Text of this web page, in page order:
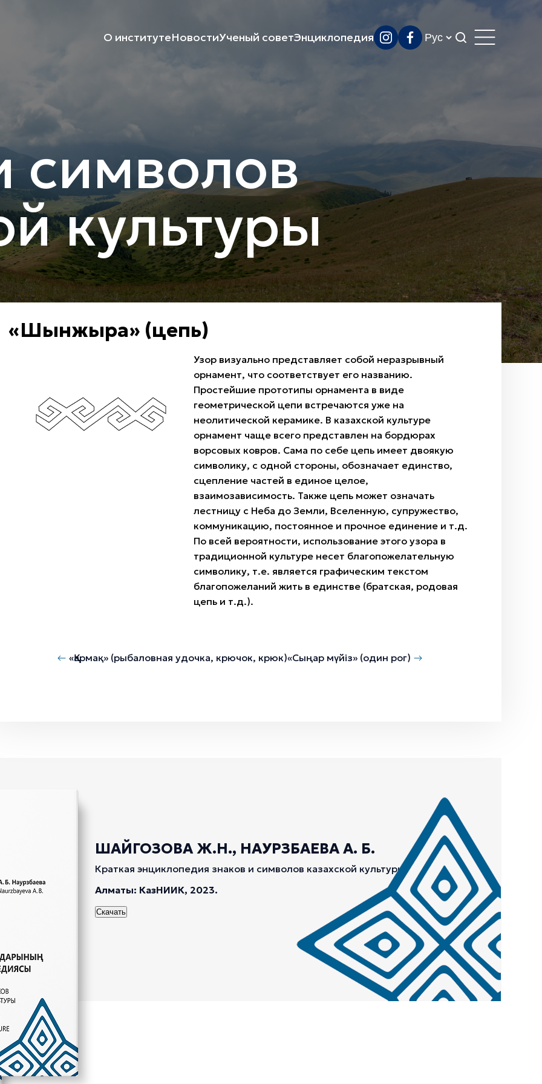
О институтеНовостиУченый советЭнциклопедия
символов
культуры
«Шынжыра» (цепь)
Узор визуально представляет собой неразрывный
орнамент, что соответствует его названию.
Простейшие прототипы орнамента в виде
геометрической цепи встречаются уже на
неолитической керамике. В казахской культуре
орнамент чаще всего представлен на бордюрах
ворсовых ковров. Сама по себе цепь имеет двоякую
символику, с одной стороны, обозначает единство,
сцепление частей в единое целое,
взаимозависимость. Также цепь может означать
лестницу с Неба до Земли, Вселенную, супружество,
коммуникацию, постоянное и прочное единение и т.д.
По всей вероятности, использование этого узора в
традиционной культуре несет благопожелательную
символику, т.е. является графическим текстом
благопожеланий жить в единстве (братская, родовая
цепь и т.д.).
«Қармақ» (рыбаловная удочка, крючок, крюк)«Сыңар мүйіз» (один рог)
ШАЙГОЗОВА Ж.Н., НАУРЗБАЕВА А. Б.
Краткая энциклопедия знаков и символов казахской культуры.
Алматы: КазНИИК, 2023.
Скачать